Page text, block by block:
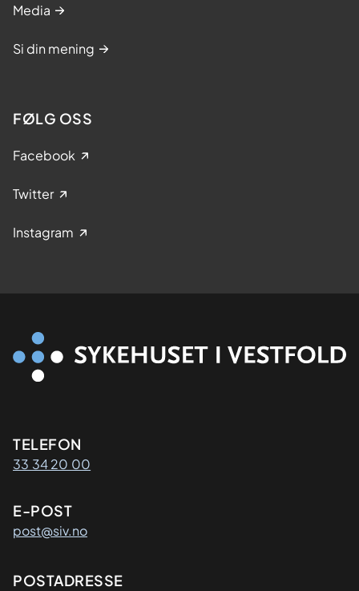
Media
Si din mening
FØLG OSS
Facebook
Twitter
Instagram
Kontaktinformasjon
TELEFON
33 34 20 00
E-POST
post@siv.no
Adresse
POSTADRESSE